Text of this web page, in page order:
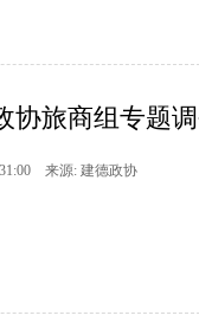
协旅商组专题
来源: 建德政协